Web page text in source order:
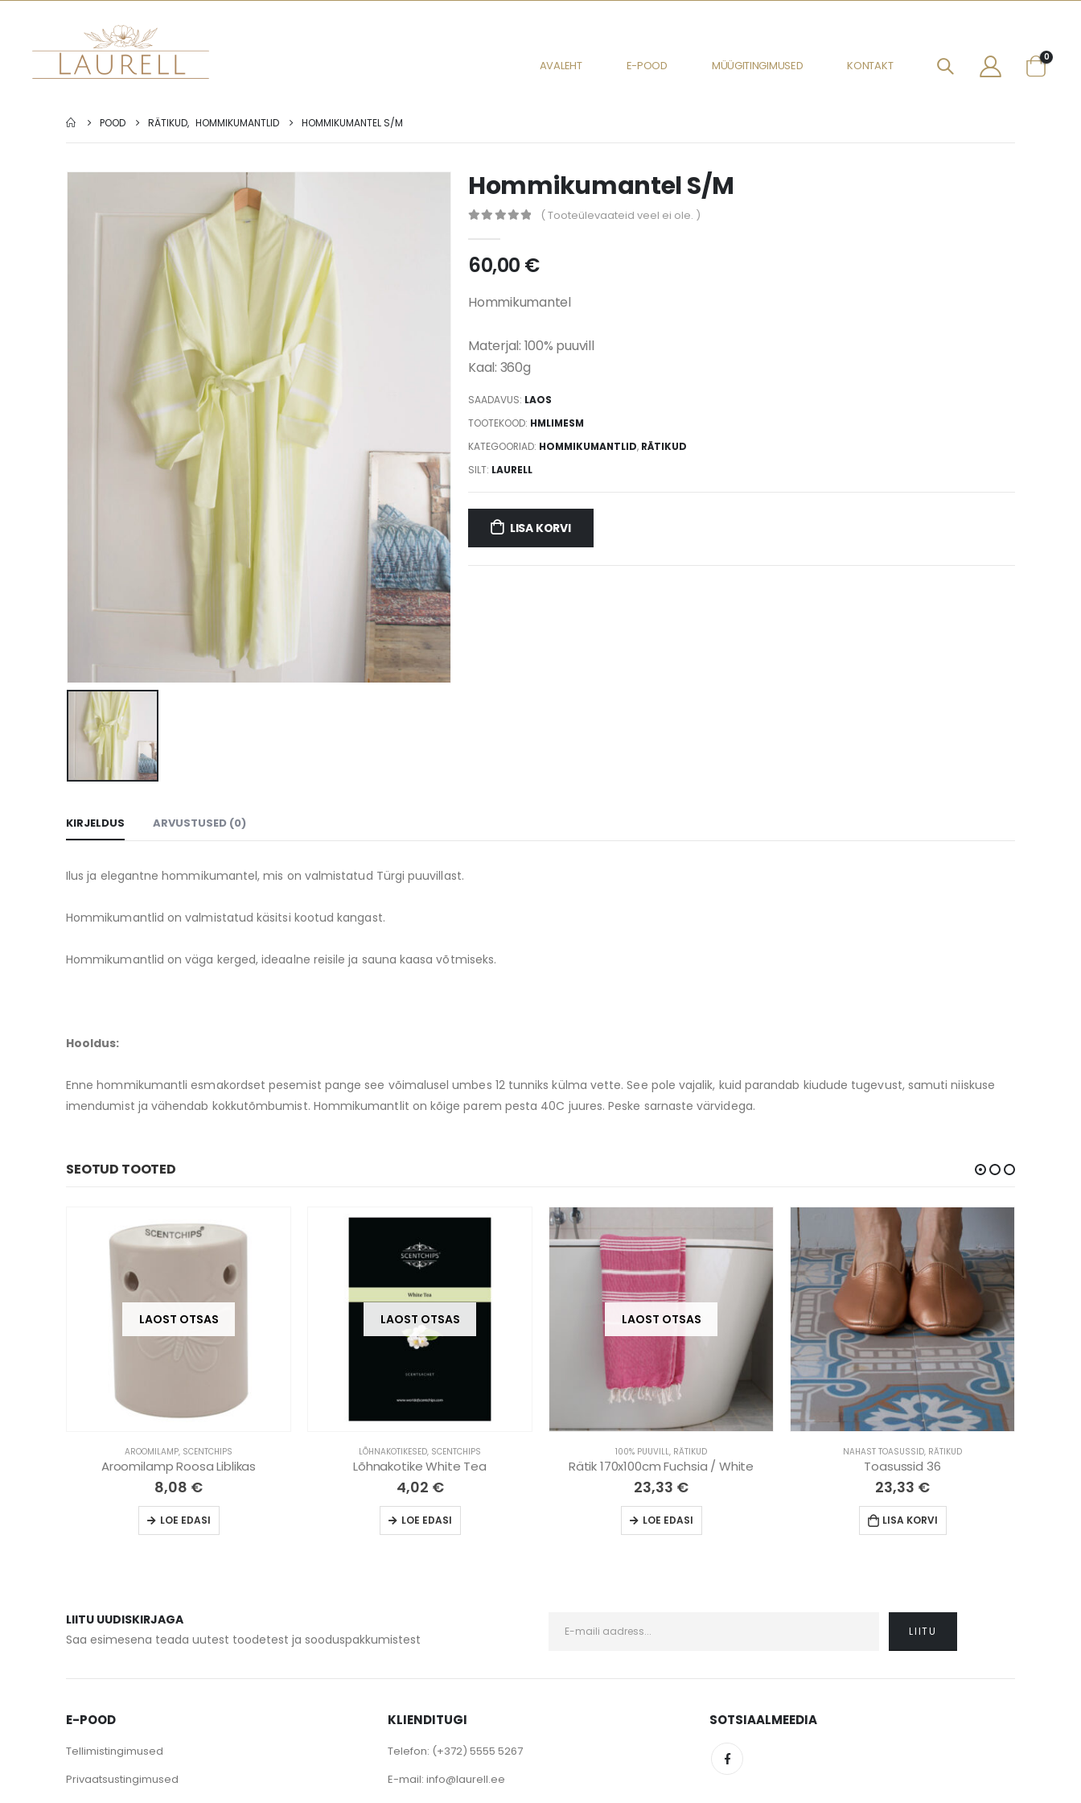
AVALEHT E-POOD MÜÜGITINGIMUSED KONTAKT
0
POOD RÄTIKUD, HOMMIKUMANTLID HOMMIKUMANTEL S/M
Hommikumantel S/M
( Tooteülevaateid veel ei ole. )
60,00 €
Hommikumantel
Materjal: 100% puuvill
Kaal: 360g
SAADAVUS: LAOS
TOOTEKOOD: HMLIMESM
KATEGOORIAD: HOMMIKUMANTLID, RÄTIKUD
SILT: LAURELL
LISA KORVI
KIRJELDUS ARVUSTUSED (0)
Ilus ja elegantne hommikumantel, mis on valmistatud Türgi puuvillast.
Hommikumantlid on valmistatud käsitsi kootud kangast.
Hommikumantlid on väga kerged, ideaalne reisile ja sauna kaasa võtmiseks.
Hooldus:
Enne hommikumantli esmakordset pesemist pange see võimalusel umbes 12 tunniks külma vette. See pole vajalik, kuid parandab kiudude tugevust, samuti niiskuse
imendumist ja vähendab kokkutõmbumist. Hommikumantlit on kõige parem pesta 40C juures. Peske sarnaste värvidega.
SEOTUD TOOTED
LAOST OTSAS
AROOMILAMP, SCENTCHIPS
Aroomilamp Roosa Liblikas
8,08 €
LOE EDASI
LAOST OTSAS
LÕHNAKOTIKESED, SCENTCHIPS
Lõhnakotike White Tea
4,02 €
LOE EDASI
LAOST OTSAS
100% PUUVILL, RÄTIKUD
Rätik 170x100cm Fuchsia / White
23,33 €
LOE EDASI
NAHAST TOASUSSID, RÄTIKUD
Toasussid 36
23,33 €
LISA KORVI
LIITU UUDISKIRJAGA
Saa esimesena teada uutest toodetest ja sooduspakkumistest
E-POOD
Tellimistingimused
Privaatsustingimused
KLIENDITUGI
Telefon: (+372) 5555 5267
E-mail: info@laurell.ee
SOTSIAALMEEDIA